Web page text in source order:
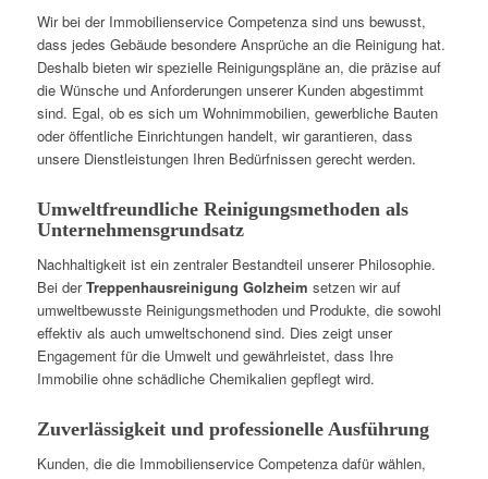
Wir bei der Immobilienservice Competenza sind uns bewusst,
dass jedes Gebäude besondere Ansprüche an die Reinigung hat.
Deshalb bieten wir spezielle Reinigungspläne an, die präzise auf
die Wünsche und Anforderungen unserer Kunden abgestimmt
sind. Egal, ob es sich um Wohnimmobilien, gewerbliche Bauten
oder öffentliche Einrichtungen handelt, wir garantieren, dass
unsere Dienstleistungen Ihren Bedürfnissen gerecht werden.
Umweltfreundliche Reinigungsmethoden als
Unternehmensgrundsatz
Nachhaltigkeit ist ein zentraler Bestandteil unserer Philosophie.
Bei derTreppenhausreinigung Golzheim setzen wir auf
umweltbewusste Reinigungsmethoden und Produkte, die sowohl
effektiv als auch umweltschonend sind. Dies zeigt unser
Engagement für die Umwelt und gewährleistet, dass Ihre
Immobilie ohne schädliche Chemikalien gepflegt wird.
Zuverlässigkeit und professionelle Ausführung
Kunden, die die Immobilienservice Competenza dafür wählen,